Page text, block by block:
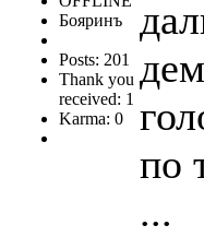
Бояринъ
Posts: 201
Thank you
received: 1
Karma: 0
по
...